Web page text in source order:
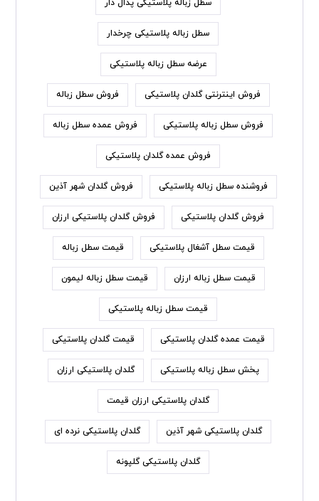
سطل زباله پلاستیکی پدال دار
سطل زباله پلاستیکی چرخدار
عرضه سطل زباله پلاستیکی
فروش اینترنتی گلدان پلاستیکی فروش سطل زباله
فروش سطل زباله پلاستیکی فروش عمده سطل زباله
فروش عمده گلدان پلاستیکی
فروشنده سطل زباله پلاستیکی فروش گلدان شهر آذین
فروش گلدان پلاستیکی فروش گلدان پلاستیکی ارزان
قیمت سطل آشغال پلاستیکی قیمت سطل زباله
قیمت سطل زباله ارزان قیمت سطل زباله لیمون
قیمت سطل زباله پلاستیکی
قیمت عمده گلدان پلاستیکی قیمت گلدان پلاستیکی
پخش سطل زباله پلاستیکی گلدان پلاستیکی ارزان
گلدان پلاستیکی ارزان قیمت
گلدان پلاستیکی شهر آذین گلدان پلاستیکی نرده ای
گلدان پلاستیکی گلپونه